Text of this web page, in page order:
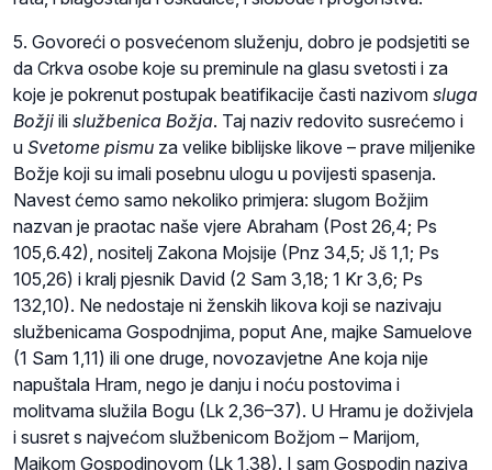
5. Govoreći o posvećenom služenju, dobro je podsjetiti se
da Crkva osobe koje su preminule na glasu svetosti i za
koje je pokrenut postupak beatifikacije časti nazivom sluga
Božji ili službenica Božja. Taj naziv redovito susrećemo i
u Svetome pismu za velike biblijske likove – prave miljenike
Božje koji su imali posebnu ulogu u povijesti spasenja.
Navest ćemo samo nekoliko primjera: slugom Božjim
nazvan je praotac naše vjere Abraham (Post 26,4; Ps
105,6.42), nositelj Zakona Mojsije (Pnz 34,5; Jš 1,1; Ps
105,26) i kralj pjesnik David (2 Sam 3,18; 1 Kr 3,6; Ps
132,10). Ne nedostaje ni ženskih likova koji se nazivaju
službenicama Gospodnjima, poput Ane, majke Samuelove
(1 Sam 1,11) ili one druge, novozavjetne Ane koja nije
napuštala Hram, nego je danju i noću postovima i
molitvama služila Bogu (Lk 2,36–37). U Hramu je doživjela
i susret s najvećom službenicom Božjom – Marijom,
Majkom Gospodinovom (Lk 1,38). I sam Gospodin naziva